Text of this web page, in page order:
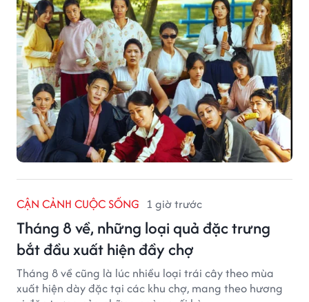
CẬN CẢNH CUỘC SỐNG 1 giờ trước
Tháng 8 về, những loại quả đặc trưng
bắt đầu xuất hiện đầy chợ
Tháng 8 về cũng là lúc nhiều loại trái cây theo mùa
xuất hiện dày đặc tại các khu chợ, mang theo hương